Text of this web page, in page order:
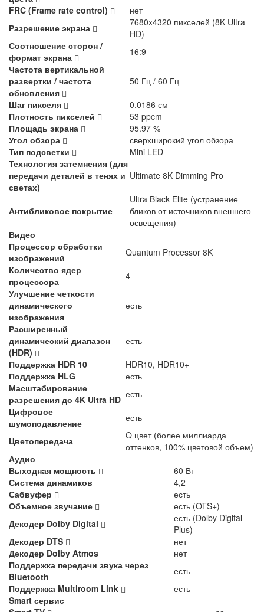
FRC (Frame rate control)
нет
Разрешение экрана
7680x4320 пикселей (8K Ultra
HD)
Соотношение сторон /
формат экрана
16:9
Частота вертикальной
развертки / частота
обновления
50 Гц / 60 Гц
Шаг пикселя
0.0186 см
Плотность пикселей
53 ppcm
Площадь экрана
95.97 %
Угол обзора
сверхширокий угол обзора
Тип подсветки
Mini LED
Технология затемнения (для
передачи деталей в тенях и
светах)
Ultimate 8K Dimming Pro
Антибликовое покрытие
Ultra Black Elite (устранение
бликов от источников внешнего
освещения)
Видео
Процессор обработки
изображений
Quantum Processor 8K
Количество ядер
процессора
4
Улучшение четкости
динамического
изображения
есть
Расширенный
динамический диапазон
(HDR)
есть
Поддержка HDR 10
HDR10, HDR10+
Поддержка HLG
есть
Масштабирование
разрешения до 4K Ultra HD есть
Цифровое
шумоподавление
есть
Цветопередача
Q цвет (более миллиарда
оттенков, 100% цветовой объем)
Аудио
Выходная мощность
60 Вт
Система динамиков
4,2
Сабвуфер
есть
Объемное звучание
есть (OTS+)
Декодер Dolby Digital
есть (Dolby Digital
Plus)
Декодер DTS
нет
Декодер Dolby Atmos
нет
Поддержка передачи звука через
Bluetooth
есть
Поддержка Multiroom Link
есть
Smart сервис